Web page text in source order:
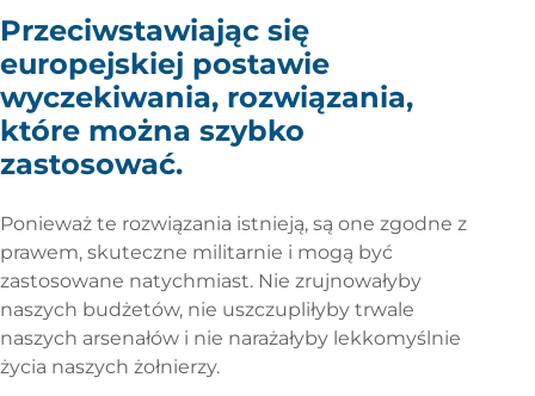
Przeciwstawiając się
europejskiej postawie
wyczekiwania, rozwiązania,
które można szybko
zastosować.
Ponieważ te rozwiązania istnieją, są one zgodne z
prawem, skuteczne militarnie i mogą być
zastosowane natychmiast. Nie zrujnowałyby
naszych budżetów, nie uszczupliłyby trwale
naszych arsenałów i nie narażałyby lekkomyślnie
życia naszych żołnierzy.